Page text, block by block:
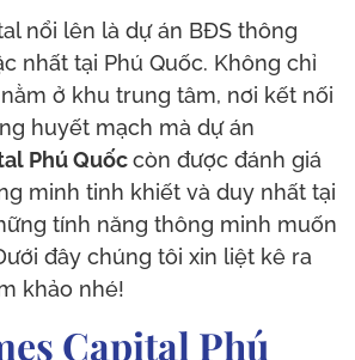
nổi lên là dự án BĐS thông
nhất tại Phú Quốc. Không chỉ
ở khu trung tâm, nơi kết nối
huyết mạch mà dự án
Phú Quốccòn được đánh giá
minh tinh khiết và duy nhất tại
tính năng thông minh muốn
đây chúng tôi xin liệt kê ra
khảo nhé!
Capital Phú